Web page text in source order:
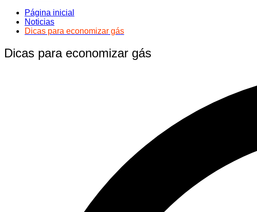
Página inicial
Noticias
Dicas para economizar gás
Dicas para economizar gás